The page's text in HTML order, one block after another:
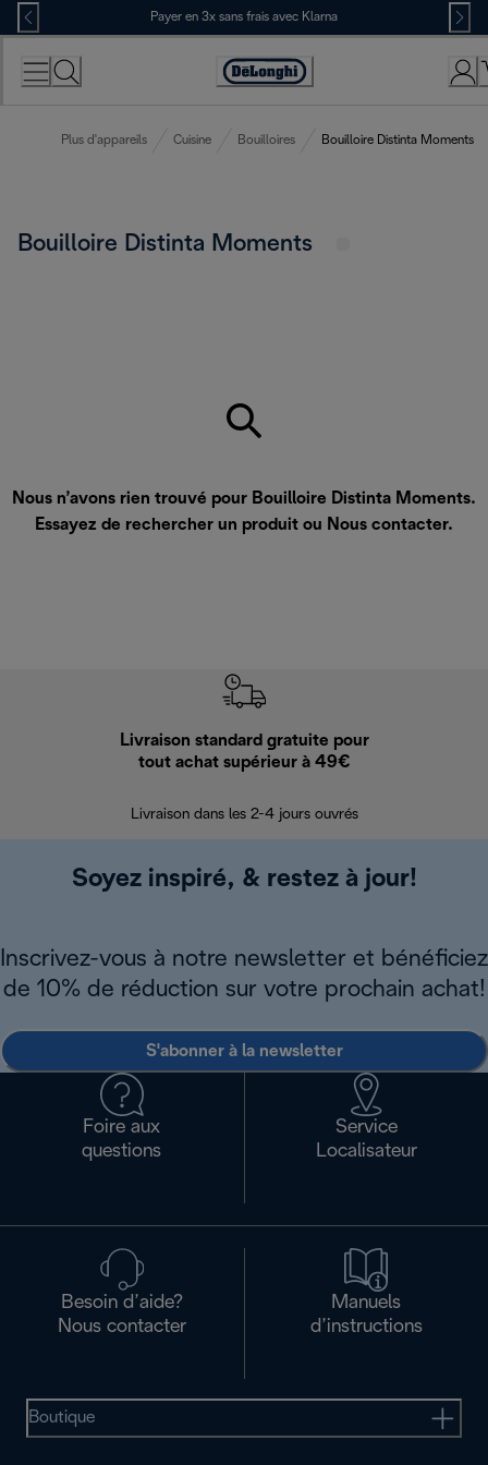
Skip
to
Content
Payer en 3x sans frais avec Klarna
Déclaration
Plus d'appareils Cuisine Bouilloires Bouilloire Distinta Moments
Bouilloire Distinta Moments
Nous n’avons rien trouvé pour Bouilloire Distinta Moments.
Essayez de rechercher un produit ou Nous contacter.
Livraison standard gratuite pour
tout achat supérieur à 49€
Livraison dans les 2-4 jours ouvrés
Soyez inspiré, & restez à jour!
Inscrivez-vous à notre newsletter et bénéficiez
de 10% de réduction sur votre prochain achat!
S'abonner à la newsletter
Foire aux
questions
Service
Localisateur
Besoin d’aide?
Nous contacter
Manuels
d’instructions
Boutique